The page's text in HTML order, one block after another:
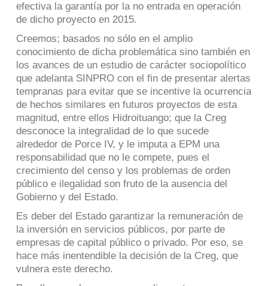
efectiva la garantía por la no entrada en operación
de dicho proyecto en 2015.
Creemos; basados no sólo en el amplio
conocimiento de dicha problemática sino también en
los avances de un estudio de carácter sociopolítico
que adelanta SINPRO con el fin de presentar alertas
tempranas para evitar que se incentive la ocurrencia
de hechos similares en futuros proyectos de esta
magnitud, entre ellos Hidroituango; que la Creg
desconoce la integralidad de lo que sucede
alrededor de Porce IV, y le imputa a EPM una
responsabilidad que no le compete, pues el
crecimiento del censo y los problemas de orden
público e ilegalidad son fruto de la ausencia del
Gobierno y del Estado.
Es deber del Estado garantizar la remuneración de
la inversión en servicios públicos, por parte de
empresas de capital público o privado. Por eso, se
hace más inentendible la decisión de la Creg, que
vulnera este derecho.